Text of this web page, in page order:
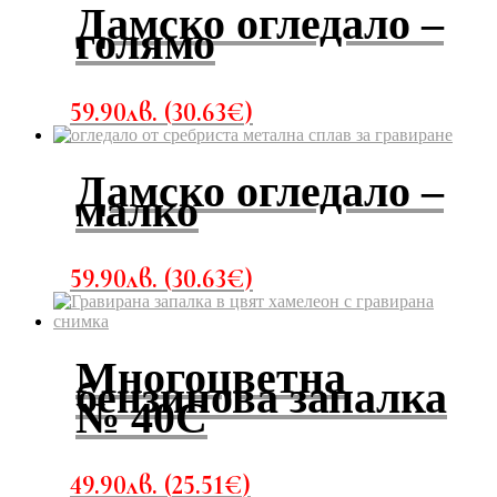
Дамско огледало –
голямо
59.90лв. (30.63€)
Дамско огледало –
малко
59.90лв. (30.63€)
Многоцветна
бензинова запалка
№ 40С
49.90лв. (25.51€)